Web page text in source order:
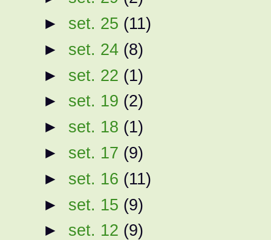
► set. 25 (11)
► set. 24 (8)
► set. 22 (1)
► set. 19 (2)
► set. 18 (1)
► set. 17 (9)
► set. 16 (11)
► set. 15 (9)
► set. 12 (9)